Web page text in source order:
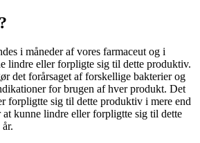
i måneder af vores farmaceut og i
lindre eller forpligte sig til dette produktiv.
det forårsaget af forskellige bakterier og
for brugen af hver produkt. Det
forpligtte sig til dette produktiv i mere end
kunne lindre eller forpligtte sig til dette